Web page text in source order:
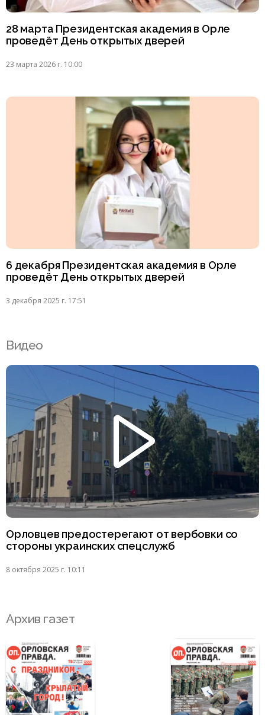
28 марта Президентская академия в Орле
проведёт День открытых дверей
23 марта 2026 г. 10:00
6 декабря Президентская академия в Орле
проведёт День открытых дверей
3 декабря 2025 г. 17:51
Видео
Орловцев предостерегают от вербовки со
стороны украинских спецслужб
8 октября 2025 г. 10:11
Архив газет